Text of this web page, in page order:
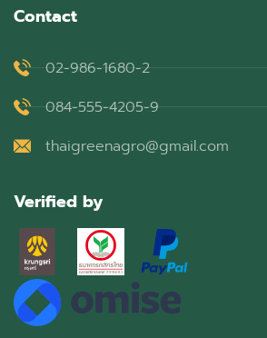
Contact
02-986-1680-2
084-555-4205-9
thaigreenagro@gmail.com
Verified by